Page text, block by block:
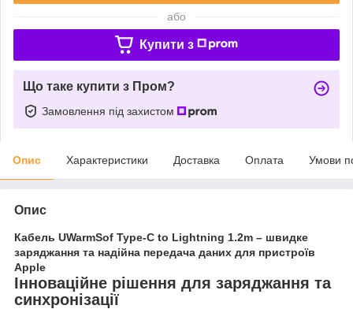
або
Купити з
Що таке купити з Пром?
Замовлення під захистом
Опис Характеристики Доставка Оплата Умови
Опис
Кабель UWarmSof Type-C to Lightning 1.2m – швидке
заряджання та надійна передача даних для пристроїв
Apple
Інноваційне рішення для заряджання та
синхронізації